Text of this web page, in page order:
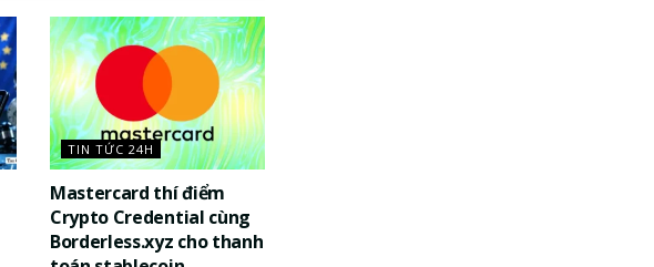
TIN TỨC 24H
Mastercard thí điểm
Crypto Credential cùng
Borderless.xyz cho thanh